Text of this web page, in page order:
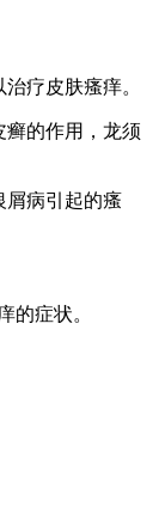
疗皮肤瘙痒。
的作用，龙须
屑病引起的瘙
的症状。